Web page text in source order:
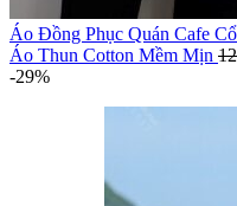
Áo Đồng Phục Quán Cafe
Áo Thun Cotton Mềm Mịn
-29%